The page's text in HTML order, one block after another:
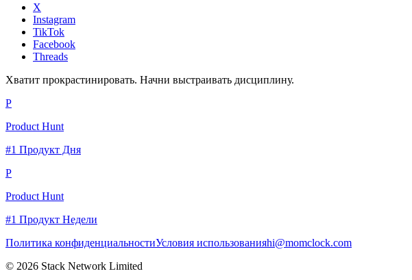
X
Instagram
TikTok
Facebook
Threads
Хватит прокрастинировать. Начни выстраивать дисциплину.
P
Product Hunt
#1 Продукт Дня
P
Product Hunt
#1 Продукт Недели
Политика конфиденциальностиУсловия использованияhi@momclock.com
© 2026 Stack Network Limited